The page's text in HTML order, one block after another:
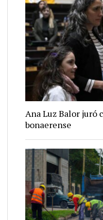
Ana Luz Balor juró
bonaerense